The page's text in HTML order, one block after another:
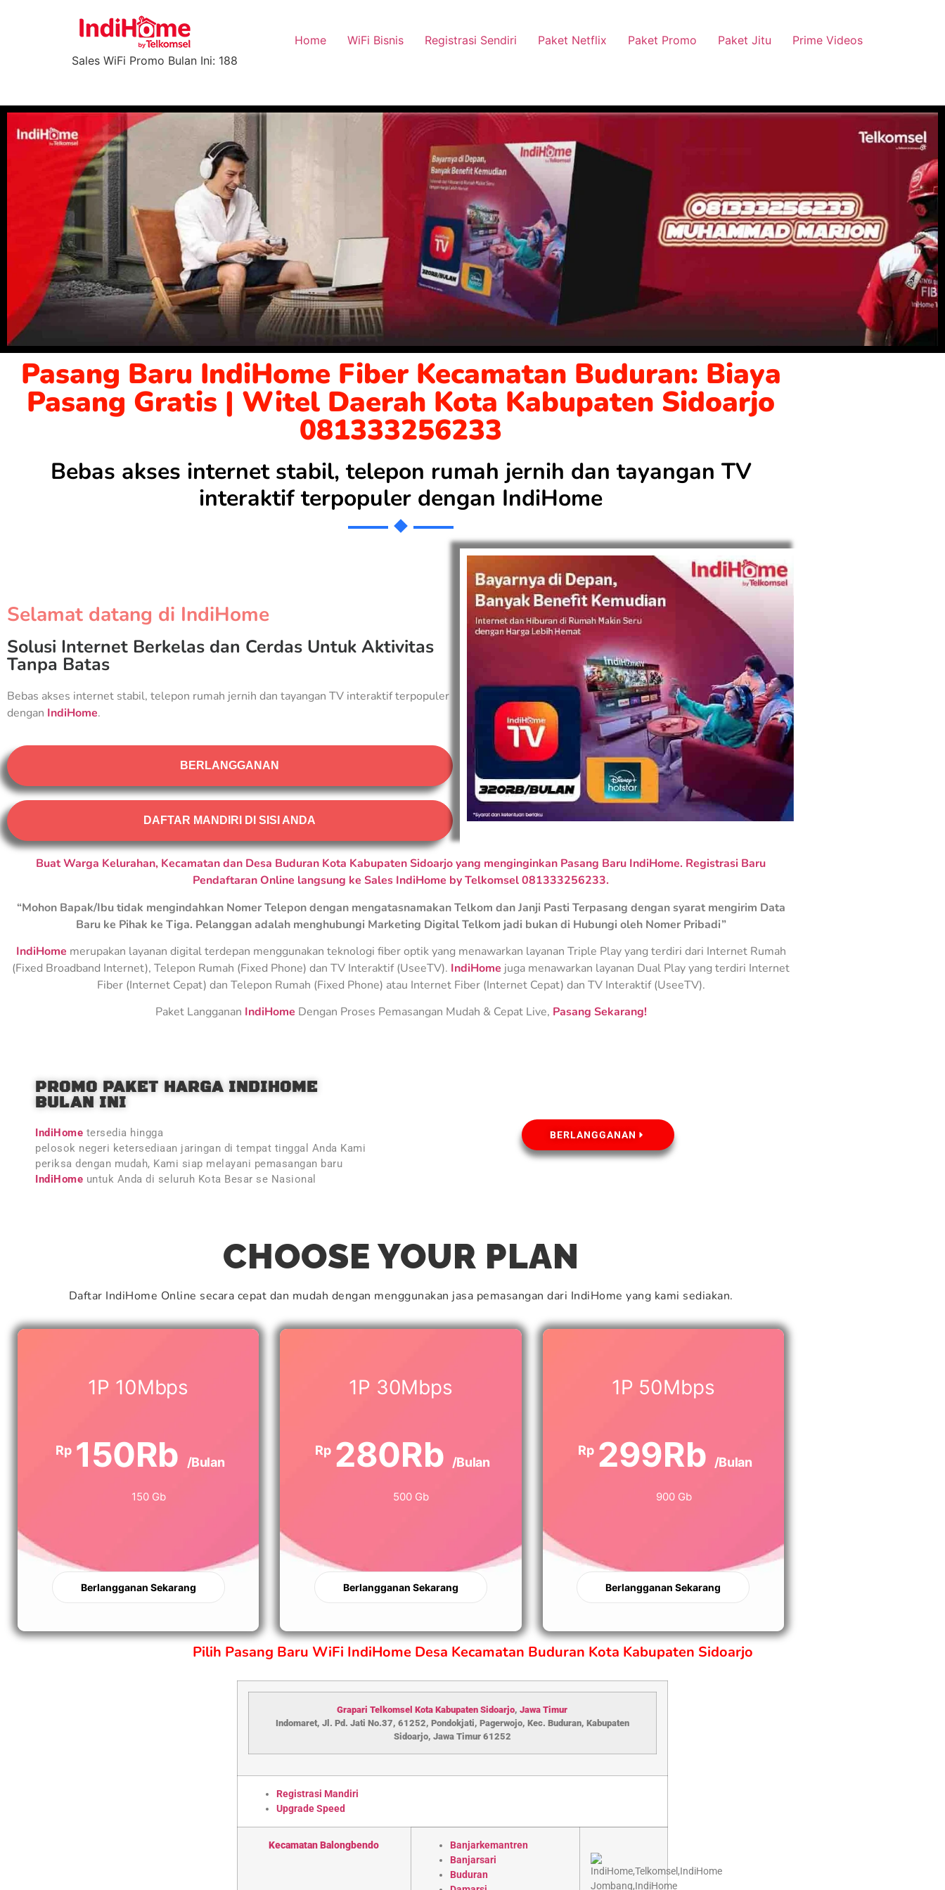
Sales WiFi Promo Bulan Ini: 188
Home WiFi Bisnis Registrasi Sendiri Paket Netflix Paket Promo Paket Jitu Prime Videos
Pasang Baru IndiHome Fiber Kecamatan Buduran: Biaya
Pasang Gratis | Witel Daerah Kota Kabupaten Sidoarjo
081333256233
Bebas akses internet stabil, telepon rumah jernih dan tayangan TV
interaktif terpopuler dengan IndiHome
Selamat datang di IndiHome
Solusi Internet Berkelas dan Cerdas Untuk Aktivitas
Tanpa Batas
Bebas akses internet stabil, telepon rumah jernih dan tayangan TV interaktif terpopuler
dengan IndiHome.
BERLANGGANAN
DAFTAR MANDIRI DI SISI ANDA
Buat Warga Kelurahan, Kecamatan dan Desa Buduran Kota Kabupaten Sidoarjo yang menginginkan Pasang Baru IndiHome. Registrasi Baru
Pendaftaran Online langsung ke Sales IndiHome by Telkomsel 081333256233.
“Mohon Bapak/Ibu tidak mengindahkan Nomer Telepon dengan mengatasnamakan Telkom dan Janji Pasti Terpasang dengan syarat mengirim Data
Baru ke Pihak ke Tiga. Pelanggan adalah menghubungi Marketing Digital Telkom jadi bukan di Hubungi oleh Nomer Pribadi”
IndiHome merupakan layanan digital terdepan menggunakan teknologi fiber optik yang menawarkan layanan Triple Play yang terdiri dari Internet Rumah
(Fixed Broadband Internet), Telepon Rumah (Fixed Phone) dan TV Interaktif (UseeTV). IndiHome juga menawarkan layanan Dual Play yang terdiri Internet
Fiber (Internet Cepat) dan Telepon Rumah (Fixed Phone) atau Internet Fiber (Internet Cepat) dan TV Interaktif (UseeTV).
Paket Langganan IndiHome Dengan Proses Pemasangan Mudah & Cepat Live, Pasang Sekarang!
PROMO PAKET HARGA INDIHOME
BULAN INI
IndiHome tersedia hingga
pelosok negeri ketersediaan jaringan di tempat tinggal Anda Kami
periksa dengan mudah, Kami siap melayani pemasangan baru
IndiHome untuk Anda di seluruh Kota Besar se Nasional
BERLANGGANAN
CHOOSE YOUR PLAN
Daftar IndiHome Online secara cepat dan mudah dengan menggunakan jasa pemasangan dari IndiHome yang kami sediakan.
1P 10Mbps
Rp 150Rb /Bulan
150 Gb
Berlangganan Sekarang
1P 30Mbps
Rp 280Rb /Bulan
500 Gb
Berlangganan Sekarang
1P 50Mbps
Rp 299Rb /Bulan
900 Gb
Berlangganan Sekarang
Pilih Pasang Baru WiFi IndiHome Desa Kecamatan Buduran Kota Kabupaten Sidoarjo
Grapari Telkomsel Kota Kabupaten Sidoarjo, Jawa Timur
Indomaret, Jl. Pd. Jati No.37, 61252, Pondokjati, Pagerwojo, Kec. Buduran, Kabupaten
Sidoarjo, Jawa Timur 61252
Registrasi Mandiri
Upgrade Speed
Kecamatan Balongbendo
Banjarkemantren
Banjarsari
Buduran